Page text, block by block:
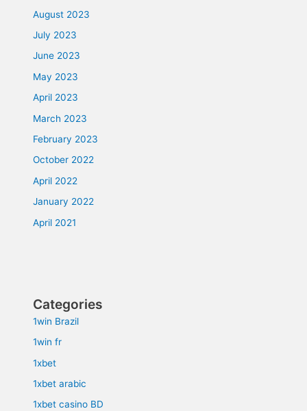
August 2023
July 2023
June 2023
May 2023
April 2023
March 2023
February 2023
October 2022
April 2022
January 2022
April 2021
Categories
1win Brazil
1win fr
1xbet
1xbet arabic
1xbet casino BD